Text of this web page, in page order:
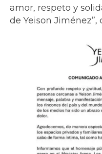
amor, respeto y
de Yeison Jiménez”,